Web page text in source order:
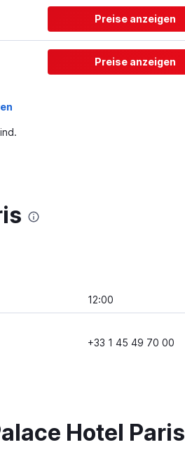
Preise anzeigen
Preise anzeigen
12:00
+33 1 45 49 70 00
Hotel Paris